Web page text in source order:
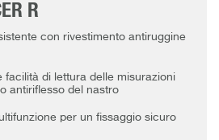
R
con rivestimento antiruggine
facilità di lettura delle misurazioni
antiriflesso del nastro
per un fissaggio sicuro